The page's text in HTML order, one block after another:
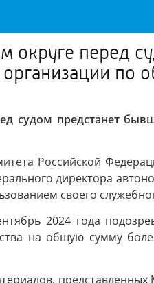
перед
по
судом предстанет
Российской
директора
своего
2024 года
на общую сумму